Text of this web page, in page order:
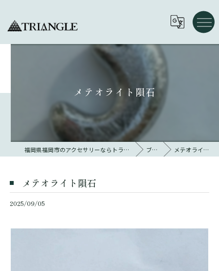
メテオライト隕石
福岡県福岡市のアクセサリーならトライアングル 大名 ブログ メテオライト隕石
メテオライト隕石
2025/09/05